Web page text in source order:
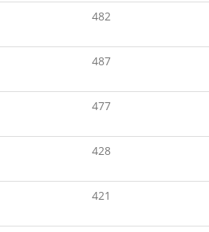
482
487
477
428
421